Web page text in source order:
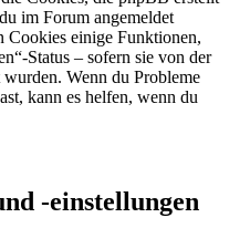
im Forum angemeldet
Cookies einige Funktionen,
Status – sofern sie von der
Wenn du Probleme
kann es helfen, wenn du
-einstellungen